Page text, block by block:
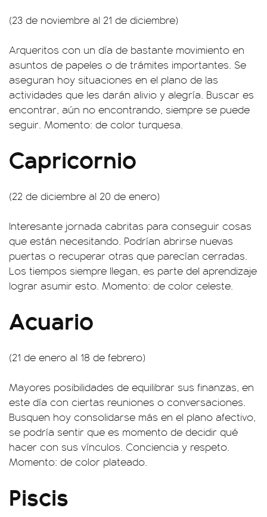
(23 de noviembre al 21 de diciembre)
Arqueritos con un día de bastante movimiento en
asuntos de papeles o de trámites importantes. Se
aseguran hoy situaciones en el plano de las
actividades que les darán alivio y alegría. Buscar es
encontrar, aún no encontrando, siempre se puede
seguir. Momento: de color turquesa.
Capricornio
(22 de diciembre al 20 de enero)
Interesante jornada cabritas para conseguir cosas
que están necesitando. Podrían abrirse nuevas
puertas o recuperar otras que parecían cerradas.
Los tiempos siempre llegan, es parte del aprendizaje
lograr asumir esto. Momento: de color celeste.
Acuario
(21 de enero al 18 de febrero)
Mayores posibilidades de equilibrar sus finanzas, en
este día con ciertas reuniones o conversaciones.
Busquen hoy consolidarse más en el plano afectivo,
se podría sentir que es momento de decidir qué
hacer con sus vínculos. Conciencia y respeto.
Momento: de color plateado.
Piscis